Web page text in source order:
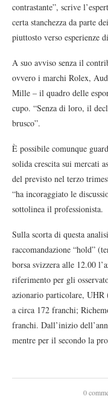
contrastante”, scrive
certa stanchezza da parte
piuttosto verso esperienze
A suo avviso senza il
ovvero i marchi Rolex,
Mille – il quadro delle
cupo. “Senza di loro, il
brusco”.
È possibile comunque
solida crescita sui mercati
del previsto nel terzo
“ha incoraggiato le
sottolinea il professionista.
Sulla scorta di questa
raccomandazione “hold”
borsa svizzera alle 12.00
riferimento per gli
azionario particolare,
a circa 172 franchi;
franchi. Dall’inizio
mentre per il secondo la
0